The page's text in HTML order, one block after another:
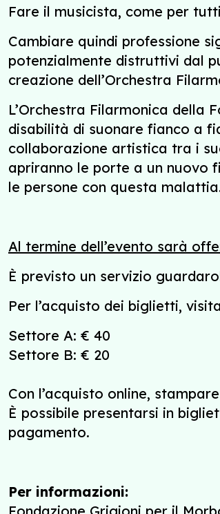
Fare il musicista, come per
Cambiare quindi professione
potenzialmente distruttivi dal
creazione dell’Orchestra
L’Orchestra Filarmonica della
disabilità di suonare fianco a
collaborazione artistica tra i
apriranno le porte a un nuovo
le persone con questa
Al termine dell’evento sarà
È previsto un servizio
Per l’acquisto dei biglietti,
Settore A: € 40
Settore B: € 20
Con l’acquisto online,
È possibile presentarsi in
pagamento.
Per informazioni: